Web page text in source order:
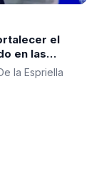
el
en las
la Espriella